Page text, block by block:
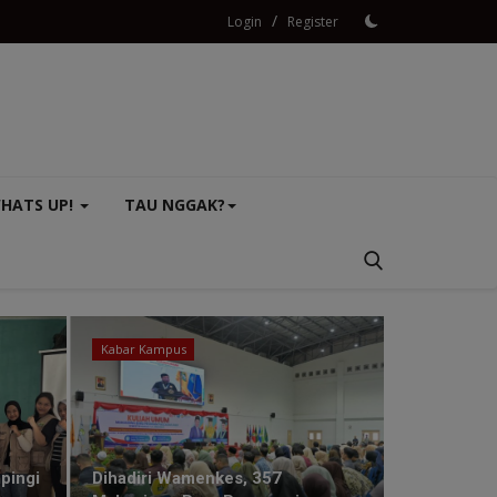
Login / Register
UP! TAU NGGAK?
Kabar Kampus
Dihadiri Wamenkes, 357